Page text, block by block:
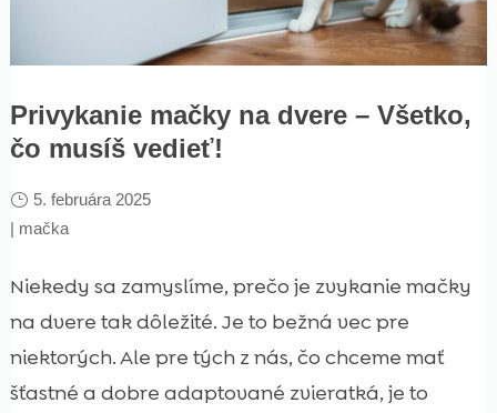
Privykanie mačky na dvere – Všetko,
čo musíš vedieť!
5. februára 2025
| mačka
Niekedy sa zamyslíme, prečo je zvykanie mačky
na dvere tak dôležité. Je to bežná vec pre
niektorých. Ale pre tých z nás, čo chceme mať
šťastné a dobre adaptované zvieratká, je to